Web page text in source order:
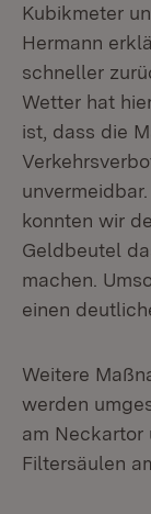
Kubikmeter
Hermann
schneller
Wetter hat
ist, dass die
konnten wir
Geldbeutel
machen.
einen
Weitere
werden
am Neckartor
Filtersäulen